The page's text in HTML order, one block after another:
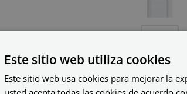
Bandejas
Total
Este sitio web utiliza cookies
Este sitio web usa cookies para mejorar la